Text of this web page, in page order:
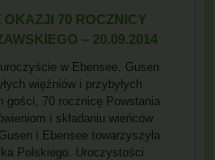
OKAZJI 70 ROCZNICY
– 20.09.2014
w Ebensee, Gusen
więźniów i przybyłych
gości, 70 rocznicę Powstania
i składaniu wieńców
i Ebensee towarzyszyła
Polskiego. Uroczystości